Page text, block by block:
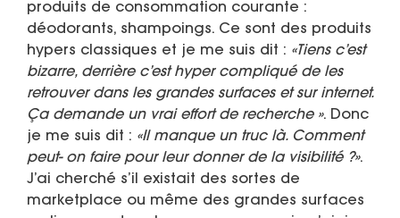
produits de consommation courante :
déodorants, shampoings. Ce sont des produits
hypers classiques et je me suis dit : «Tiens c’est
bizarre, derrière c’est hyper compliqué de les
retrouver dans les grandes surfaces et sur internet.
Ça demande un vrai effort de recherche ». Donc
je me suis dit : «Il manque un truc là. Comment
peut- on faire pour leur donner de la visibilité ?».
J’ai cherché s’il existait des sortes de
marketplace ou même des grandes surfaces